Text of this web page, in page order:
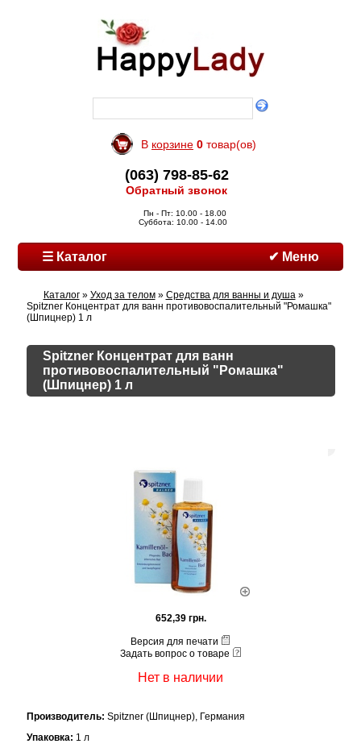
В корзине 0 товар(ов)
(063) 798-85-62
Обратный звонок
Пн - Пт: 10.00 - 18.00
Суббота: 10.00 - 14.00
☰ Каталог ✔ Меню
Каталог» Уход за телом» Средства для ванны и душа»
Spitzner Концентрат для ванн противовоспалительный "Ромашка"
(Шпицнер) 1 л
Spitzner Концентрат для ванн
противовоспалительный "Ромашка"
(Шпицнер) 1 л
652,39 грн.
Версия для печати
Задать вопрос о товаре
Нет в наличии
Производитель: Spitzner (Шпицнер), Германия
Упаковка: 1 л